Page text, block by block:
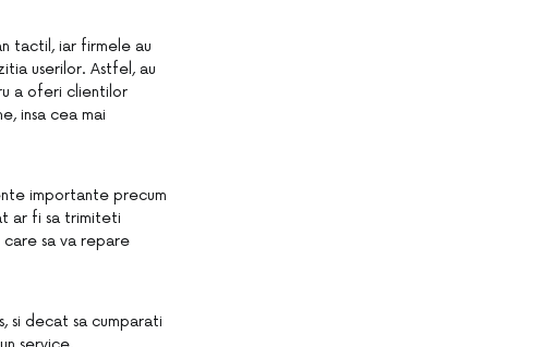
tactil, iar firmele au
userilor. Astfel, au
a oferi clientilor
insa cea mai
importante precum
ar fi sa trimiteti
sa va repare
si decat sa cumparati